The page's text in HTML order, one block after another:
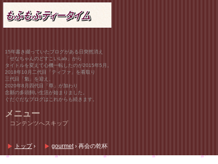
15年書き綴っていたブログがある日突然消え
「せなちゃんのどすこいLab」から
タイトルを変えて心機一転したのが2015年5月。
2018年10月二代目「ティファ」を看取り
三代目「魁」を迎え、
2020年8月四代目「尊」が加わり
念願の多頭飼い生活が始まりました。
ぐだぐだなブログはこれからも続きます。
メニュー
コンテンツへスキップ
トップ › gourmet › 再会の乾杯